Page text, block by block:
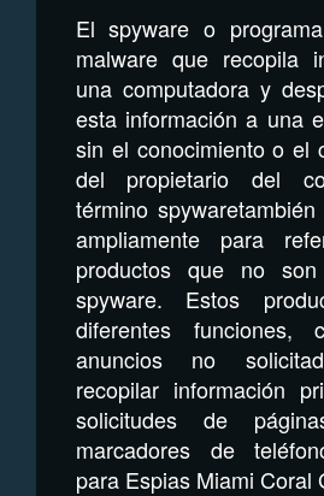
El spyware o
malware que recopila
una computadora y
esta información a una
sin el conocimiento o el
del propietario del
término
ampliamente para
productos que no son
spyware. Estos
diferentes funciones,
anuncios no
recopilar información
solicitudes de
marcadores de
para Espias Miami Coral